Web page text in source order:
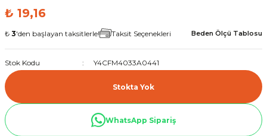
₺ 19,16
₺ 3'den başlayan taksitlerle! Taksit Seçenekleri Beden Ölçü Tablosu
Stok Kodu Y4CFM4033A0441
Stokta Yok
WhatsApp Sipariş